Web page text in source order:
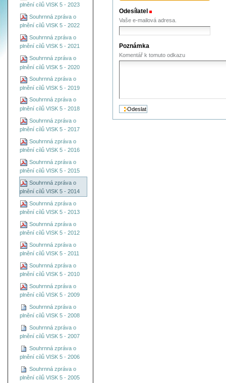
plnění cílů VISK 5 - 2023
Souhrnná zpráva o
plnění cílů VISK 5 - 2022
Souhrnná zpráva o
plnění cílů VISK 5 - 2021
Souhrnná zpráva o
plnění cílů VISK 5 - 2020
Souhrnná zpráva o
plnění cílů VISK 5 - 2019
Souhrnná zpráva o
plnění cílů VISK 5 - 2018
Souhrnná zpráva o
plnění cílů VISK 5 - 2017
Souhrnná zpráva o
plnění cílů VISK 5 - 2016
Souhrnná zpráva o
plnění cílů VISK 5 - 2015
Souhrnná zpráva o
plnění cílů VISK 5 - 2014
Souhrnná zpráva o
plnění cílů VISK 5 - 2013
Souhrnná zpráva o
plnění cílů VISK 5 - 2012
Souhrnná zpráva o
plnění cílů VISK 5 - 2011
Souhrnná zpráva o
plnění cílů VISK 5 - 2010
Souhrnná zpráva o
plnění cílů VISK 5 - 2009
Souhrnná zpráva o
plnění cílů VISK 5 - 2008
Souhrnná zpráva o
plnění cílů VISK 5 - 2007
Souhrnná zpráva o
plnění cílů VISK 5 - 2006
Souhrnná zpráva o
plnění cílů VISK 5 - 2005
Odesílatel
Vaše e-mailová adresa.
Poznámka
Komentář k tomuto odkazu